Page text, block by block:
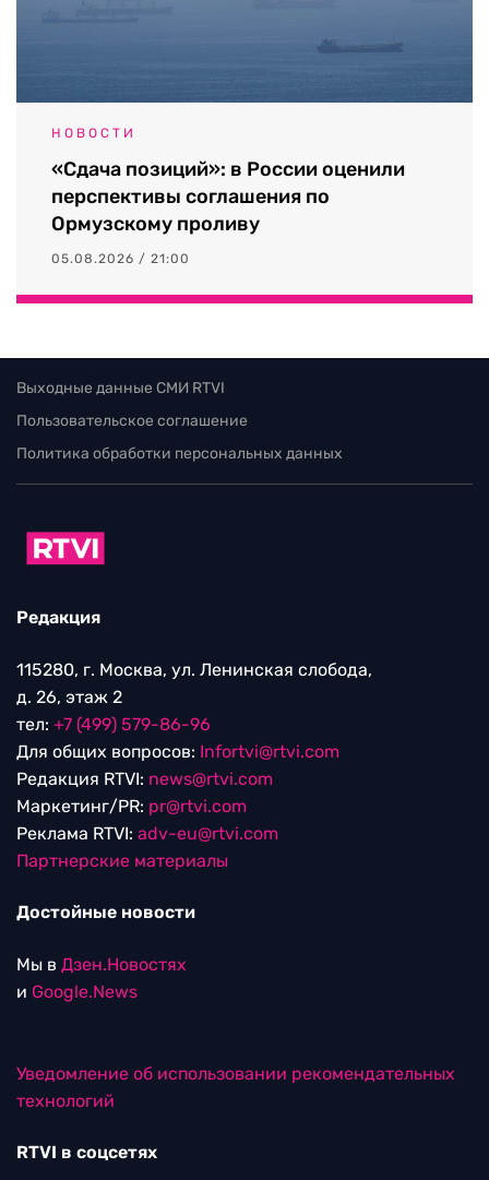
НОВОСТИ
«Сдача позиций»: в России оценили
перспективы соглашения по
Ормузскому проливу
05.08.2026 / 21:00
Выходные данные СМИ RTVI
Пользовательское соглашение
Политика обработки персональных данных
Редакция
115280, г. Москва, ул. Ленинская слобода,
д. 26, этаж 2
тел: +7 (499) 579-86-96
Для общих вопросов: Infortvi@rtvi.com
Редакция RTVI: news@rtvi.com
Маркетинг/PR: pr@rtvi.com
Реклама RTVI: adv-eu@rtvi.com
Партнерские материалы
Достойные новости
Мы в Дзен.Новостях
и Google.News
Уведомление об использовании рекомендательных
технологий
RTVI в соцсетях